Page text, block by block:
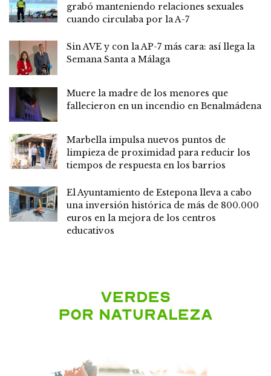
grabó manteniendo relaciones sexuales
cuando circulaba por la A-7
Sin AVE y con la AP-7 más cara: así llega la
Semana Santa a Málaga
Muere la madre de los menores que
fallecieron en un incendio en Benalmádena
Marbella impulsa nuevos puntos de
limpieza de proximidad para reducir los
tiempos de respuesta en los barrios
El Ayuntamiento de Estepona lleva a cabo
una inversión histórica de más de 800.000
euros en la mejora de los centros
educativos